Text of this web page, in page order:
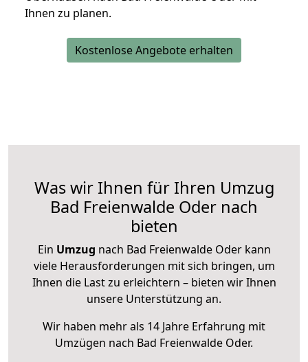
Ihnen zu planen.
Kostenlose Angebote erhalten
Was wir Ihnen für Ihren Umzug
Bad Freienwalde Oder nach
bieten
Ein Umzug nach Bad Freienwalde Oder kann
viele Herausforderungen mit sich bringen, um
Ihnen die Last zu erleichtern – bieten wir Ihnen
unsere Unterstützung an.
Wir haben mehr als 14 Jahre Erfahrung mit
Umzügen nach Bad Freienwalde Oder.